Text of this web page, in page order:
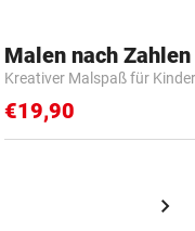
Kreativer Malspaß für Kinder
€19,90
chevron_right